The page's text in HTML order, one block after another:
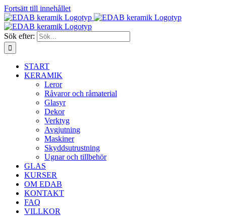
Fortsätt till innehållet
Sök efter:
START
KERAMIK
Leror
Råvaror och råmaterial
Glasyr
Dekor
Verktyg
Avgjutning
Maskiner
Skyddsutrustning
Ugnar och tillbehör
GLAS
KURSER
OM EDAB
KONTAKT
FAQ
VILLKOR